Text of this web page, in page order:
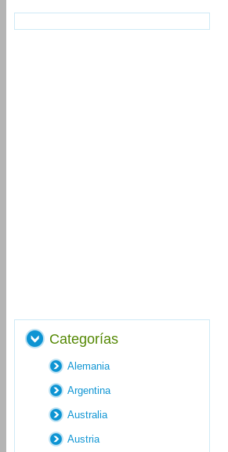
Categorías
Alemania
Argentina
Australia
Austria